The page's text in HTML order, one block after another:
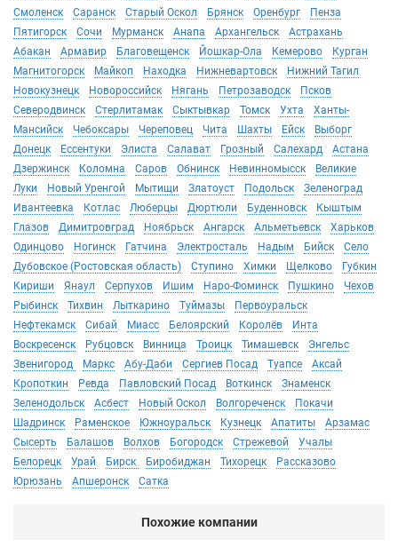
Смоленск
Саранск Старый Оскол Брянск Оренбург
Пенза
Пятигорск
Сочи Мурманск Анапа Архангельск
Астрахань
Абакан
Армавир Благовещенск Йошкар-Ола Кемерово
Курган
Магнитогорск
Майкоп Находка Нижневартовск
Нижний Тагил
Новокузнецк
Новороссийск Нягань Петрозаводск
Псков
Северодвинск
Стерлитамак Сыктывкар Томск Ухта
Ханты-
Мансийск
Чебоксары Череповец Чита Шахты Ейск
Выборг
Донецк
Ессентуки Элиста Салават Грозный Салехард
Астана
Дзержинск
Коломна Саров Обнинск Невинномысск
Великие
Луки
Новый Уренгой Мытищи Златоуст Подольск
Зеленоград
Ивантеевка
Котлас Люберцы Дюртюли Буденновск
Кыштым
Глазов
Димитровград Ноябрьск Ангарск Альметьевск
Харьков
Одинцово
Ногинск Гатчина Электросталь Надым Бийск
Село
Дубовское (Ростовская область)
Ступино Химки Щелково
Губкин
Кириши
Янаул Серпухов Ишим Наро-Фоминск Пушкино
Чехов
Рыбинск
Тихвин Лыткарино Туймазы
Первоуральск
Нефтекамск
Сибай Миасс Белоярский Королёв
Инта
Воскресенск
Рубцовск Винница Троицк Тимашевск
Энгельс
Звенигород
Маркс Абу-Даби Сергиев Посад Туапсе
Аксай
Кропоткин
Ревда Павловский Посад Воткинск
Знаменск
Зеленодольск
Асбест Новый Оскол Волгореченск
Покачи
Шадринск
Раменское Южноуральск Кузнецк Апатиты
Арзамас
Сысерть
Балашов Волхов Богородск Стрежевой
Учалы
Белорецк
Урай Бирск Биробиджан Тихорецк
Рассказово
Юрюзань
Апшеронск Сатка
Похожие компании